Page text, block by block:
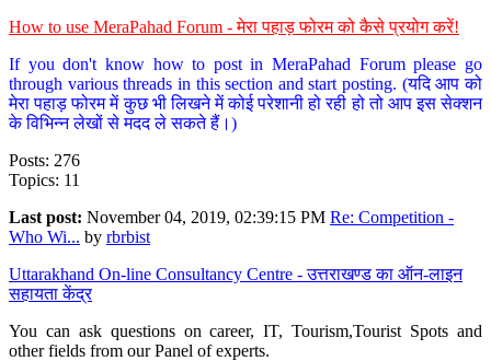
How to use MeraPahad Forum - मेरा पहाड़ फोरम को कैसे प्रयोग करें!
If you don't know how to post in MeraPahad Forum please go
through various threads in this section and start posting. (यदि आप को
मेरा पहाड़ फोरम में कुछ भी लिखने में कोई परेशानी हो रही हो तो आप इस सेक्शन
के विभिन्न लेखों से मदद ले सकते हैं।)
Posts: 276
Topics: 11
Last post: November 04, 2019, 02:39:15 PM Re: Competition -
Who Wi... by rbrbist
Uttarakhand On-line Consultancy Centre - उत्तराखण्ड का ऑन-लाइन
सहायता केंद्र
You can ask questions on career, IT, Tourism,Tourist Spots and
other fields from our Panel of experts.